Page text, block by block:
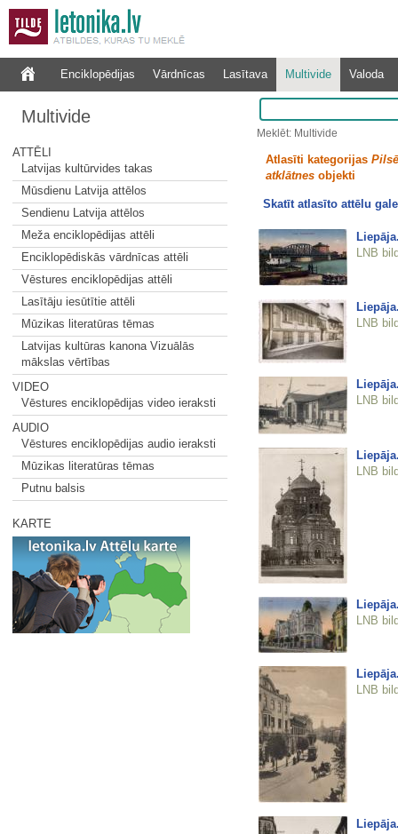
Enciklopēdijas Vārdnīcas Lasītava Multivide Valoda
Multivide
ATTĒLI
Latvijas kultūrvides takas
Mūsdienu Latvija attēlos
Sendienu Latvija attēlos
Meža enciklopēdijas attēli
Enciklopēdiskās vārdnīcas attēli
Vēstures enciklopēdijas attēli
Lasītāju iesūtītie attēli
Mūzikas literatūras tēmas
Latvijas kultūras kanona Vizuālās
mākslas vērtības
VIDEO
Vēstures enciklopēdijas video ieraksti
AUDIO
Vēstures enciklopēdijas audio ieraksti
Mūzikas literatūras tēmas
Putnu balsis
KARTE
Meklēt: Multivide
Atlasīti kategorijas
atklātnesobjekti
Skatīt atlasīto attēlu
LNB
LNB
LNB
LNB
LNB
LNB